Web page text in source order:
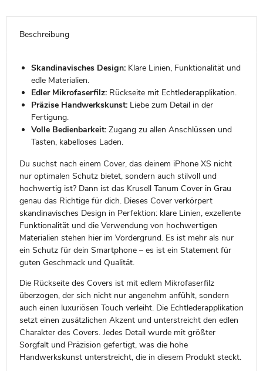
Beschreibung
Skandinavisches Design:Klare Linien, Funktionalität und
edle Materialien.
Edler Mikrofaserfilz:Rückseite mit Echtlederapplikation.
Präzise Handwerkskunst:Liebe zum Detail in der
Fertigung.
Volle Bedienbarkeit:Zugang zu allen Anschlüssen und
Tasten, kabelloses Laden.
Du suchst nach einem Cover, das deinem iPhone XS nicht
nur optimalen Schutz bietet, sondern auch stilvoll und
hochwertig ist? Dann ist das Krusell Tanum Cover in Grau
genau das Richtige für dich. Dieses Cover verkörpert
skandinavisches Design in Perfektion: klare Linien, exzellente
Funktionalität und die Verwendung von hochwertigen
Materialien stehen hier im Vordergrund. Es ist mehr als nur
ein Schutz für dein Smartphone – es ist ein Statement für
guten Geschmack und Qualität.
Die Rückseite des Covers ist mit edlem Mikrofaserfilz
überzogen, der sich nicht nur angenehm anfühlt, sondern
auch einen luxuriösen Touch verleiht. Die Echtlederapplikation
setzt einen zusätzlichen Akzent und unterstreicht den edlen
Charakter des Covers. Jedes Detail wurde mit größter
Sorgfalt und Präzision gefertigt, was die hohe
Handwerkskunst unterstreicht, die in diesem Produkt steckt.